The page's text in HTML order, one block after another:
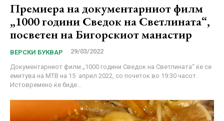
Премиера на документарниот филм
„1000 години Сведок на Светлината“,
посветен на Бигорскиот манастир
ВЕРСКИ БУКВАР 29/03/2022
Документарниот филм „1000 години Сведок на Светлината“ ќе се
емитува на МТВ на 15 април 2022, со почеток во 19:30 часот.
Истовремено ќе биде...